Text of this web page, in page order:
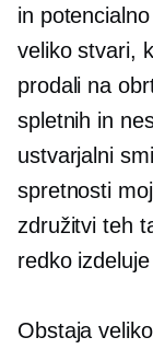
in
veliko stvari,
prodali na
spletnih in
ustvarjalni
spretnosti
združitvi teh
redko
Obstaja